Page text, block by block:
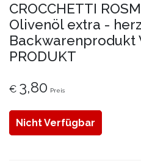
CROCCHETTI
Olivenöl extra -
Backwarenprodukt
PRODUKT
€ 3,80 Preis
Nicht Verfügbar